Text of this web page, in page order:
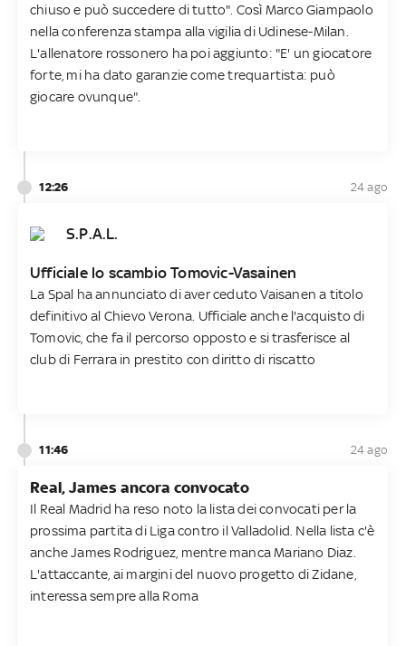
chiuso e può succedere di tutto". Così Marco Giampaolo
nella conferenza stampa alla vigilia di Udinese-Milan.
L'allenatore rossonero ha poi aggiunto: "E' un giocatore
forte, mi ha dato garanzie come trequartista: può
giocare ovunque".
12:26 24 ago
S.P.A.L.
Ufficiale lo scambio Tomovic-Vasainen
La Spal ha annunciato di aver ceduto Vaisanen a titolo
definitivo al Chievo Verona. Ufficiale anche l'acquisto di
Tomovic, che fa il percorso opposto e si trasferisce al
club di Ferrara in prestito con diritto di riscatto
11:46 24 ago
Real, James ancora convocato
Il Real Madrid ha reso noto la lista dei convocati per la
prossima partita di Liga contro il Valladolid. Nella lista c'è
anche James Rodriguez, mentre manca Mariano Diaz.
L'attaccante, ai margini del nuovo progetto di Zidane,
interessa sempre alla Roma